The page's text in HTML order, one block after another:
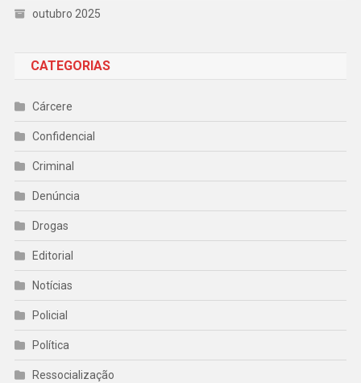
outubro 2025
CATEGORIAS
Cárcere
Confidencial
Criminal
Denúncia
Drogas
Editorial
Notícias
Policial
Política
Ressocialização